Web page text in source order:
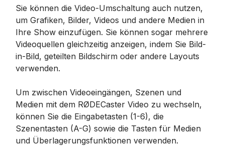
Sie können die Video-Umschaltung auch nutzen,
um Grafiken, Bilder, Videos und andere Medien in
Ihre Show einzufügen. Sie können sogar mehrere
Videoquellen gleichzeitig anzeigen, indem Sie Bild-
in-Bild, geteilten Bildschirm oder andere Layouts
verwenden.
Um zwischen Videoeingängen, Szenen und
Medien mit dem RØDECaster Video zu wechseln,
können Sie die Eingabetasten (1-6), die
Szenentasten (A-G) sowie die Tasten für Medien
und Überlagerungsfunktionen verwenden.